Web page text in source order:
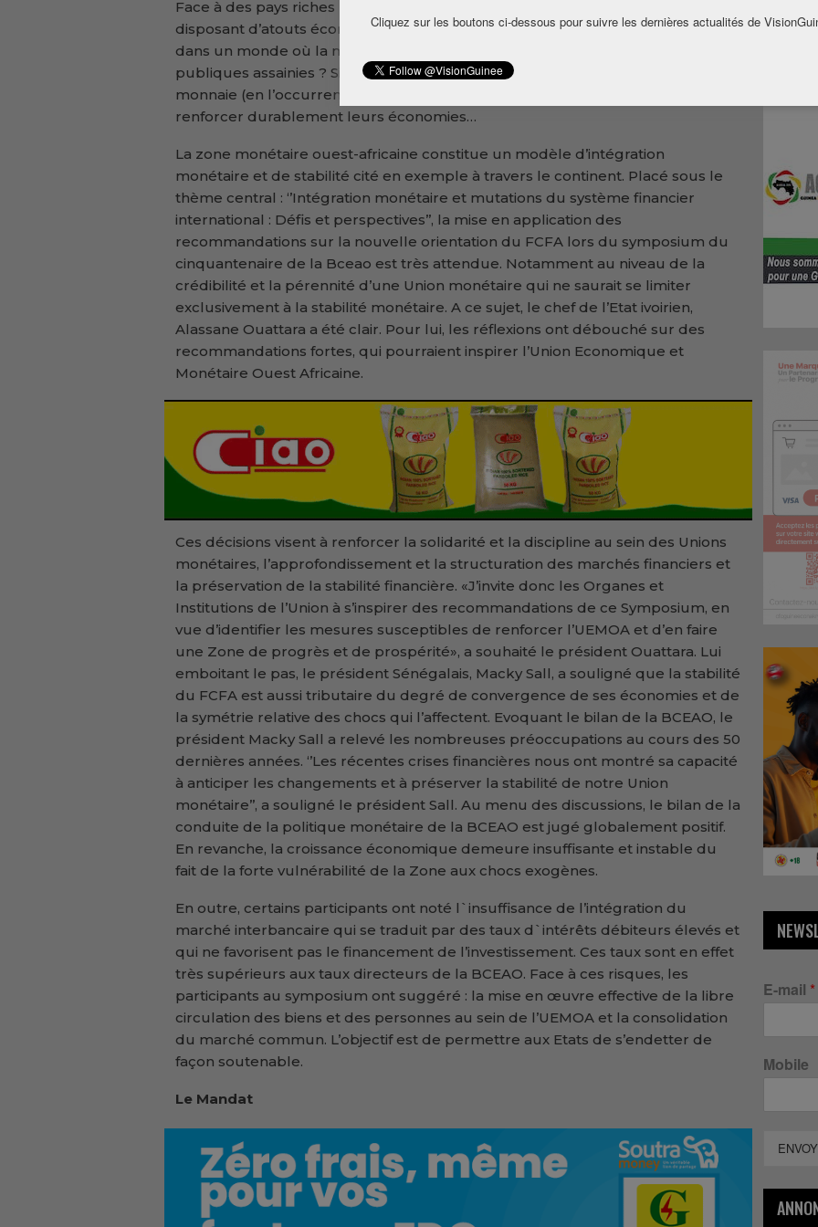
Face à des pays riches (comme l’Afrique du Sud, le Nigeria, l’Algérie, etc.) et
disposant d’atouts économiques indéniables, quel peut être l’avenir du F CFA,
dans un monde où la monnaie est assise sur l’économie et les finances
publiques assainies ? Si les pays francophones africains veulent imposer leur
monnaie (en l’occurrence le F CFA), il leur revient avant tout d’œuvrer à
renforcer durablement leurs économies…
La zone monétaire ouest-africaine constitue un modèle d’intégration
monétaire et de stabilité cité en exemple à travers le continent. Placé sous le
thème central : ‘’Intégration monétaire et mutations du système financier
international : Défis et perspectives’’, la mise en application des
recommandations sur la nouvelle orientation du FCFA lors du symposium du
cinquantenaire de la Bceao est très attendue. Notamment au niveau de la
crédibilité et la pérennité d’une Union monétaire qui ne saurait se limiter
exclusivement à la stabilité monétaire. A ce sujet, le chef de l’Etat ivoirien,
Alassane Ouattara a été clair. Pour lui, les réflexions ont débouché sur des
recommandations fortes, qui pourraient inspirer l’Union Economique et
Monétaire Ouest Africaine.
Ces décisions visent à renforcer la solidarité et la discipline au sein des Unions
monétaires, l’approfondissement et la structuration des marchés financiers et
la préservation de la stabilité financière. «J’invite donc les Organes et
Institutions de l’Union à s’inspirer des recommandations de ce Symposium, en
vue d’identifier les mesures susceptibles de renforcer l’UEMOA et d’en faire
une Zone de progrès et de prospérité», a souhaité le président Ouattara. Lui
emboitant le pas, le président Sénégalais, Macky Sall, a souligné que la stabilité
du FCFA est aussi tributaire du degré de convergence de ses économies et de
la symétrie relative des chocs qui l’affectent. Evoquant le bilan de la BCEAO, le
président Macky Sall a relevé les nombreuses préoccupations au cours des 50
dernières années. ‘’Les récentes crises financières nous ont montré sa capacité
à anticiper les changements et à préserver la stabilité de notre Union
monétaire’’, a souligné le président Sall. Au menu des discussions, le bilan de la
conduite de la politique monétaire de la BCEAO est jugé globalement positif.
En revanche, la croissance économique demeure insuffisante et instable du
fait de la forte vulnérabilité de la Zone aux chocs exogènes.
En outre, certains participants ont noté l`insuffisance de l’intégration du
marché interbancaire qui se traduit par des taux d`intérêts débiteurs élevés et
qui ne favorisent pas le financement de l’investissement. Ces taux sont en effet
très supérieurs aux taux directeurs de la BCEAO. Face à ces risques, les
participants au symposium ont suggéré : la mise en œuvre effective de la libre
circulation des biens et des personnes au sein de l’UEMOA et la consolidation
du marché commun. L’objectif est de permettre aux Etats de s’endetter de
façon soutenable.
Le Mandat
E-mail *
Mobile
Cliquez sur les boutons ci-dessous pour suivre les dernières actualités de